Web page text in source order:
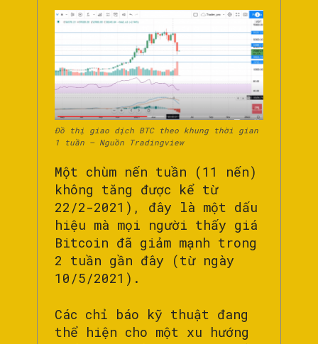
Đồ thị giao dịch BTC theo khung thời gian
1 tuần – Nguồn Tradingview
Một chùm nến tuần (11 nến)
không tăng được kể từ
22/2-2021), đây là một dấu
hiệu mà mọi người thấy giá
Bitcoin đã giảm mạnh trong
2 tuần gần đây (từ ngày
10/5/2021).
Các chỉ báo kỹ thuật đang
thể hiện cho một xu hướng